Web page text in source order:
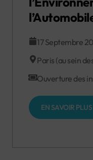
17 Septembre
Paris (au sein
Ouverture des
EN SAVOIR PLUS